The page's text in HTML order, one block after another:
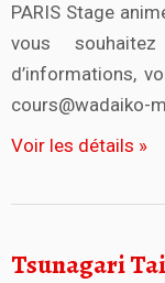
PARIS Stage
vous
d’informations,
cours@wadaiko-
Voir les détails »
Tsunagari